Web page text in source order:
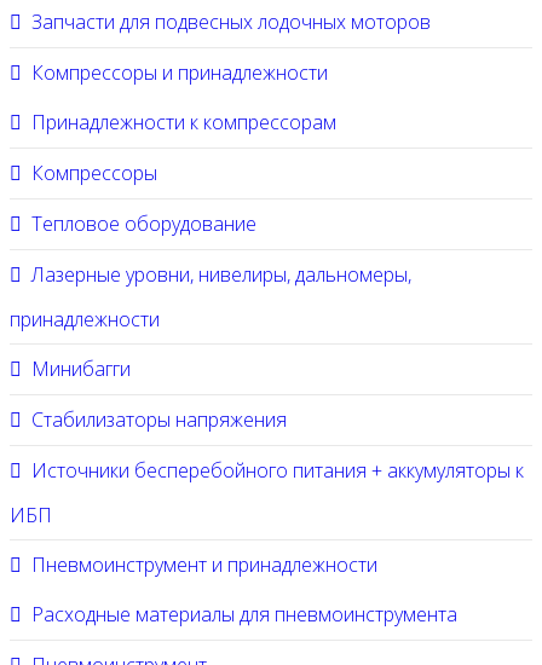
Запчасти для подвесных лодочных моторов
Компрессоры и принадлежности
Принадлежности к компрессорам
Компрессоры
Тепловое оборудование
Лазерные уровни, нивелиры, дальномеры,
принадлежности
Минибагги
Стабилизаторы напряжения
Источники бесперебойного питания + аккумуляторы к
ИБП
Пневмоинструмент и принадлежности
Расходные материалы для пневмоинструмента